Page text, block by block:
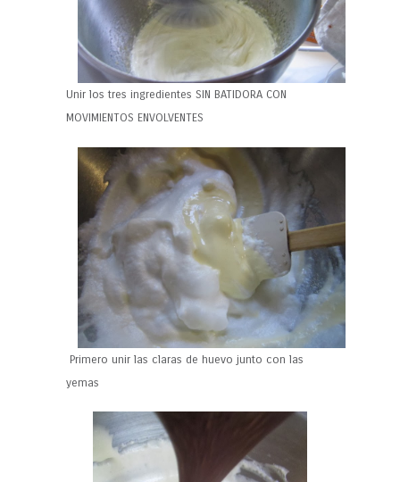
Unir los tres ingredientes SIN BATIDORA CON
MOVIMIENTOS ENVOLVENTES
Primero unir las claras de huevo junto con las
yemas